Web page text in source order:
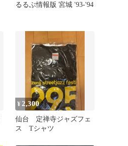
るるぶ情報版 宮城 '93-'94
¥ 2,300
仙台 定禅寺ジャズフェ
ス Tシャツ